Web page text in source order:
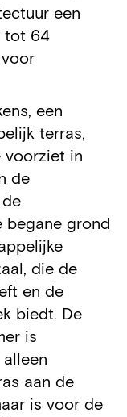
een
tot 64
een
terras,
voorziet in
de
begane grond
die de
en de
biedt. De
is
aan de
is voor de